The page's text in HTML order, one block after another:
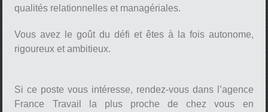
qualités relationnelles et managériales.
Vous avez le goût du défi et êtes à la fois autonome,
rigoureux et ambitieux.
Si ce poste vous intéresse, rendez-vous dans l’agence
France Travail la plus proche de chez vous en